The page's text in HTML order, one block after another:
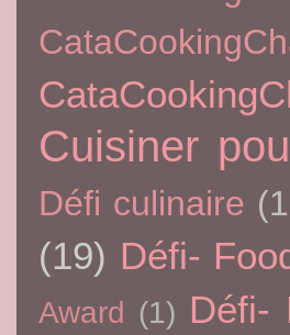
Cuisiner
Défi culinaire
(19) Défi-
Award (1) Défi-